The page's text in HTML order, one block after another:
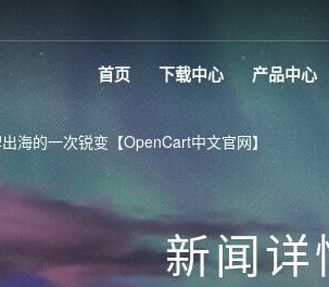
首页 下载中心 产品中心
新闻详
海的一次锐变【OpenCart中文官网】